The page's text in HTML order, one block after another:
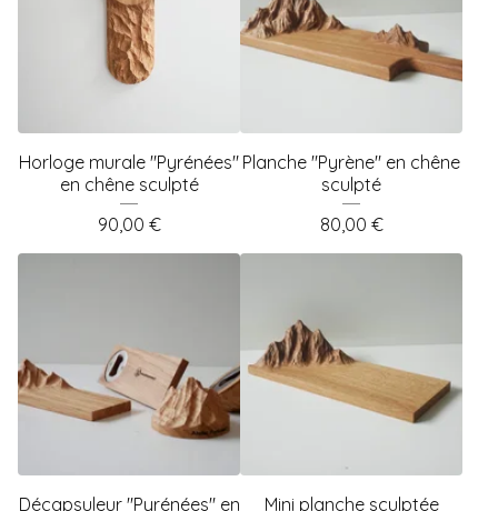
Horloge murale "Pyrénées"
en chêne sculpté
90,00 €
Planche "Pyrène" en chêne
sculpté
80,00 €
Décapsuleur "Pyrénées" en
Mini planche sculptée